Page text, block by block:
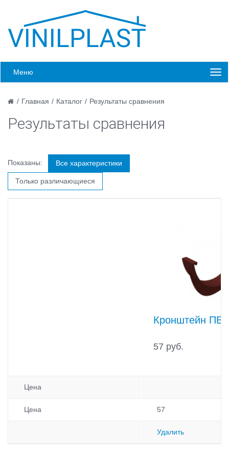
Меню
/ Главная / Каталог / Результаты сравнения
Результаты сравнения
Показаны: Все характеристики
Только различающиеся
Кронштейн
57 руб.
Цена
Цена 57
Удалить